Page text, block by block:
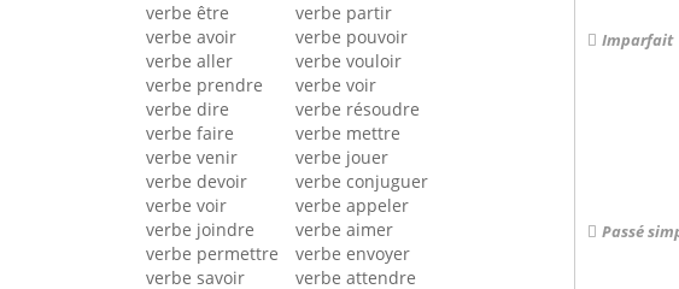
Imparfait
Passé
verbe être
verbe avoir
verbe aller
verbe prendre
verbe dire
verbe faire
verbe venir
verbe devoir
verbe voir
verbe joindre
verbe permettre
verbe savoir
verbe partir
verbe pouvoir
verbe vouloir
verbe voir
verbe résoudre
verbe mettre
verbe jouer
verbe conjuguer
verbe appeler
verbe aimer
verbe envoyer
verbe attendre